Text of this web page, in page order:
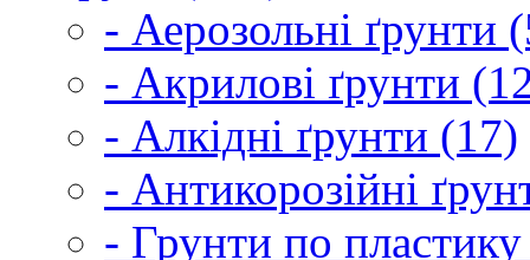
- Аерозольні ґрунти
- Акрилові ґрунти
- Алкідні ґрунти (17)
- Антикорозійні
- Грунти по